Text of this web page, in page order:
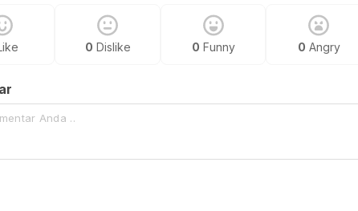
0 Dislike 0 Funny 0 Angry